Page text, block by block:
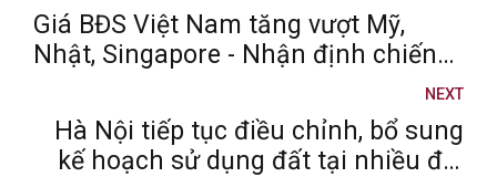
Giá BĐS Việt Nam tăng vượt Mỹ,
Nhật, Singapore - Nhận định chiến
NEXT
Hà Nội tiếp tục điều chỉnh, bổ sung
kế hoạch sử dụng đất tại nhiều địa